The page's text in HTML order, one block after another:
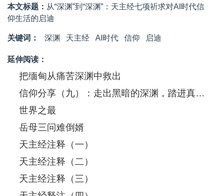
本文标题： 从“深渊”到“深渊”：天主经七项祈求对AI时代信
仰生活的启迪
关键词： 深渊 天主经 AI时代 信仰 启迪
延伸阅读：
把缅甸从痛苦深渊中救出
信仰分享（九）：走出黑暗的深渊，踏进真实的生活
世界之最
岳母三问难倒婿
天主经注释（一）
天主经注释（二）
天主经注释（三）